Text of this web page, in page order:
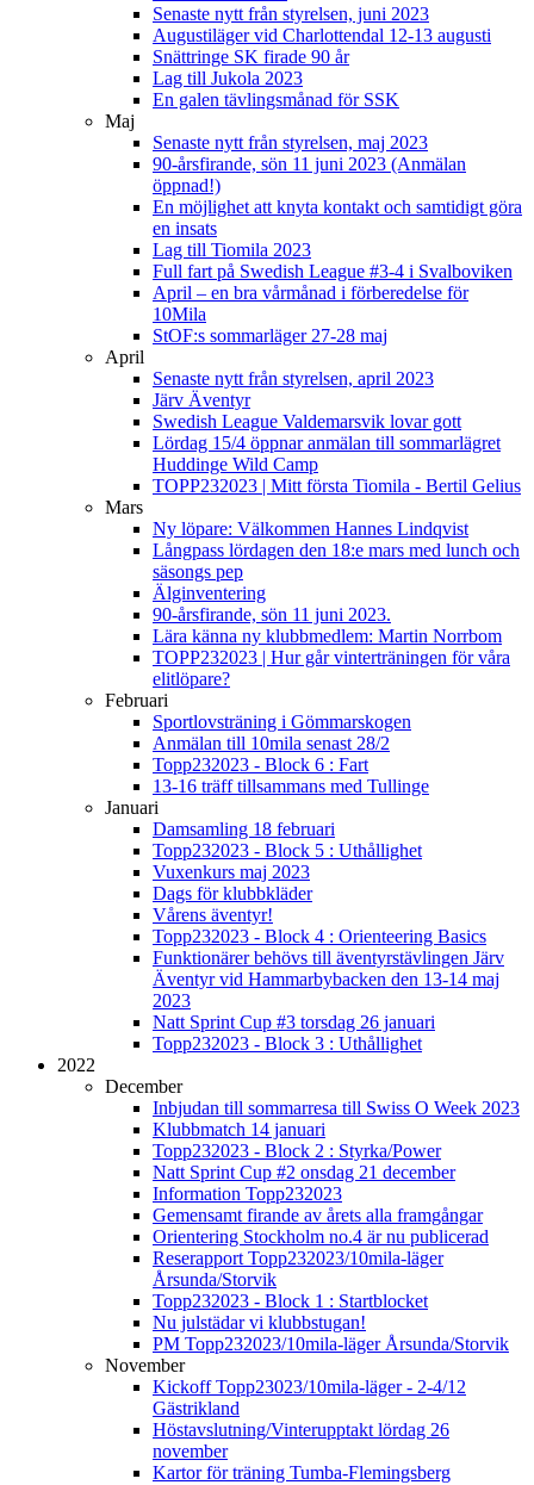
Senaste nytt från styrelsen, juni 2023
Augustiläger vid Charlottendal 12-13 augusti
Snättringe SK firade 90 år
Lag till Jukola 2023
En galen tävlingsmånad för SSK
Maj
Senaste nytt från styrelsen, maj 2023
90-årsfirande, sön 11 juni 2023 (Anmälan
öppnad!)
En möjlighet att knyta kontakt och samtidigt göra
en insats
Lag till Tiomila 2023
Full fart på Swedish League #3-4 i Svalboviken
April – en bra vårmånad i förberedelse för
10Mila
StOF:s sommarläger 27-28 maj
April
Senaste nytt från styrelsen, april 2023
Järv Äventyr
Swedish League Valdemarsvik lovar gott
Lördag 15/4 öppnar anmälan till sommarlägret
Huddinge Wild Camp
TOPP232023 | Mitt första Tiomila - Bertil Gelius
Mars
Ny löpare: Välkommen Hannes Lindqvist
Långpass lördagen den 18:e mars med lunch och
säsongs pep
Älginventering
90-årsfirande, sön 11 juni 2023.
Lära känna ny klubbmedlem: Martin Norrbom
TOPP232023 | Hur går vinterträningen för våra
elitlöpare?
Februari
Sportlovsträning i Gömmarskogen
Anmälan till 10mila senast 28/2
Topp232023 - Block 6 : Fart
13-16 träff tillsammans med Tullinge
Januari
Damsamling 18 februari
Topp232023 - Block 5 : Uthållighet
Vuxenkurs maj 2023
Dags för klubbkläder
Vårens äventyr!
Topp232023 - Block 4 : Orienteering Basics
Funktionärer behövs till äventyrstävlingen Järv
Äventyr vid Hammarbybacken den 13-14 maj
2023
Natt Sprint Cup #3 torsdag 26 januari
Topp232023 - Block 3 : Uthållighet
2022
December
Inbjudan till sommarresa till Swiss O Week 2023
Klubbmatch 14 januari
Topp232023 - Block 2 : Styrka/Power
Natt Sprint Cup #2 onsdag 21 december
Information Topp232023
Gemensamt firande av årets alla framgångar
Orientering Stockholm no.4 är nu publicerad
Reserapport Topp232023/10mila-läger
Årsunda/Storvik
Topp232023 - Block 1 : Startblocket
Nu julstädar vi klubbstugan!
PM Topp232023/10mila-läger Årsunda/Storvik
November
Kickoff Topp23023/10mila-läger - 2-4/12
Gästrikland
Höstavslutning/Vinterupptakt lördag 26
november
Kartor för träning Tumba-Flemingsberg